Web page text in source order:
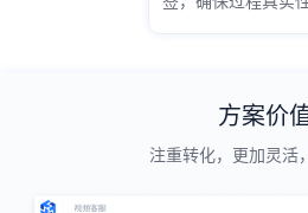
方案价
注重转化，更加灵活